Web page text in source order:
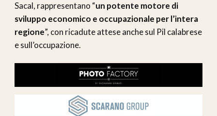
Sacal, rappresentano “un potente motore di
sviluppo economico e occupazionale per l’intera
regione”, con ricadute attese anche sul Pil calabrese
e sull’occupazione.